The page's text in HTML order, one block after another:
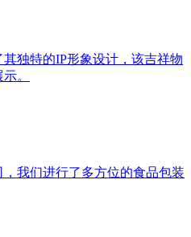
独特的IP形象设计，该吉祥物
。
我们进行了多方位的食品包装